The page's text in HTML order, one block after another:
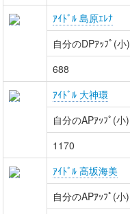
ｱｲﾄﾞﾙ 島原ｴﾚﾅ
自分のDPｱｯﾌﾟ(小)
688
ｱｲﾄﾞﾙ 大神環
自分のAPｱｯﾌﾟ(小)
1170
ｱｲﾄﾞﾙ 高坂海美
自分のAPｱｯﾌﾟ(小)